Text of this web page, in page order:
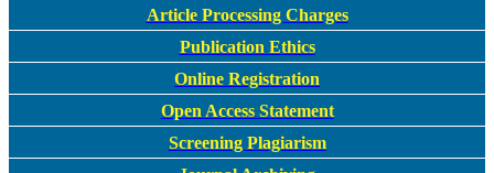
Article Processing Charges
Publication Ethics
Online Registration
Open Access Statement
Screening Plagiarism